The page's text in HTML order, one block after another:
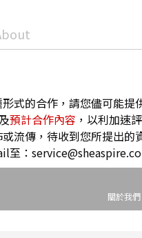
式的合作，請您儘可能
預計合作內容 ，以利加速
流傳，待收到您所提出的
至：
關於我們